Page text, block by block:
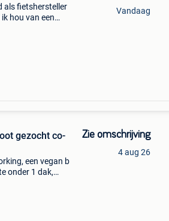
als fietshersteller
hou van een
Vandaag
gezocht co-
een vegan b
onder 1 dak,
Zie omschrijving
4 aug 26